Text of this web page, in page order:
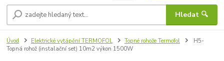
Hledat 🔍
Úvod Elektrické vytápění TERMOFOL Topné rohože Termofol
H5-
Topná rohož (instalační set) 10m2 výkon 1500W